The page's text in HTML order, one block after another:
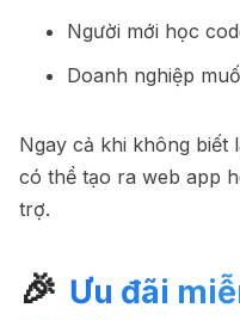
Người mới học
Doanh nghiệp
Ngay cả khi không biết
có thể tạo ra web app
trợ.
🎉 Ưu đãi